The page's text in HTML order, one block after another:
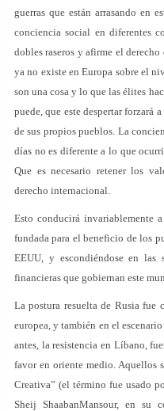
guerras que están arrasando en
conciencia social en diferentes
dobles raseros y afirme el
ya no existe en Europa sobre el
son una cosa y lo que las élites
puede, que este despertar forzará
de sus propios pueblos. La
días no es diferente a lo que
Que es necesario retener los
derecho internacional.
Esto conducirá invariablemente
fundada para el beneficio de los
EEUU, y escondiéndose en las
financieras que gobiernan este
La postura resuelta de Rusia fue
europea, y también en el
antes, la resistencia en Líbano,
favor en oriente medio. Aquellos
Creativa” (el término fue usado
Sheij ShaabanMansour, en su